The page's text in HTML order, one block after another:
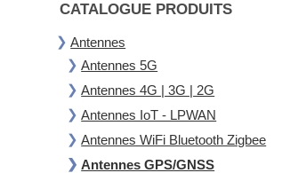
CATALOGUE PRODUITS
Antennes
Antennes 5G
Antennes 4G | 3G | 2G
Antennes IoT - LPWAN
Antennes WiFi Bluetooth Zigbee
Antennes GPS/GNSS